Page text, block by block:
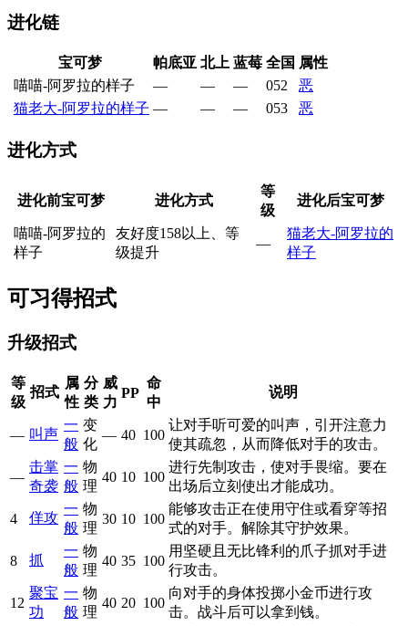
进化链
宝可梦 帕底亚 北上 蓝莓 全国 属性
喵喵-阿罗拉的样子
— — — 052
恶
猫老大-阿罗拉的样子 — — — 053 恶
进化方式
进化前宝可梦 进化方式
等
级
进化后宝可梦
喵喵-阿罗拉的
样子
友好度158以上、等
级提升
—
猫老大-阿罗拉的
样子
可习得招式
升级招式
等
级
招式
属
性
分
类
威
力
PP
命
中
说明
— 叫声
一
般
变
化
— 40 100
让对手听可爱的叫声，引开注意力
使其疏忽，从而降低对手的攻击。
—
击掌
奇袭
一
般
物
理
40 10 100
进行先制攻击，使对手畏缩。要在
出场后立刻使出才能成功。
4 佯攻
一
般
物
理
30 10 100
能够攻击正在使用守住或看穿等招
式的对手。解除其守护效果。
8 抓
一
般
物
理
40 35 100
用坚硬且无比锋利的爪子抓对手进
行攻击。
12
聚宝
功
一
般
物
理
40 20 100
向对手的身体投掷小金币进行攻
击。战斗后可以拿到钱。